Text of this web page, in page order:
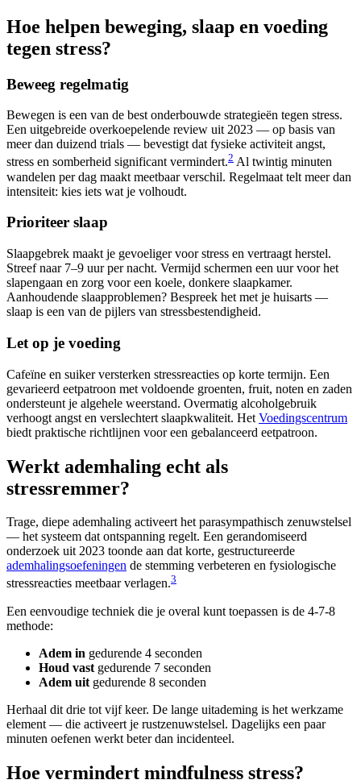
Hoe helpen beweging, slaap en voeding
tegen stress?
Beweeg regelmatig
Bewegen is een van de best onderbouwde strategieën tegen stress.
Een uitgebreide overkoepelende review uit 2023 — op basis van
meer dan duizend trials — bevestigt dat fysieke activiteit angst,
stress en somberheid significant vermindert.2 Al twintig minuten
wandelen per dag maakt meetbaar verschil. Regelmaat telt meer dan
intensiteit: kies iets wat je volhoudt.
Prioriteer slaap
Slaapgebrek maakt je gevoeliger voor stress en vertraagt herstel.
Streef naar 7–9 uur per nacht. Vermijd schermen een uur voor het
slapengaan en zorg voor een koele, donkere slaapkamer.
Aanhoudende slaapproblemen? Bespreek het met je huisarts —
slaap is een van de pijlers van stressbestendigheid.
Let op je voeding
Cafeïne en suiker versterken stressreacties op korte termijn. Een
gevarieerd eetpatroon met voldoende groenten, fruit, noten en zaden
ondersteunt je algehele weerstand. Overmatig alcoholgebruik
verhoogt angst en verslechtert slaapkwaliteit. Het Voedingscentrum
biedt praktische richtlijnen voor een gebalanceerd eetpatroon.
Werkt ademhaling echt als
stressremmer?
Trage, diepe ademhaling activeert het parasympathisch zenuwstelsel
— het systeem dat ontspanning regelt. Een gerandomiseerd
onderzoek uit 2023 toonde aan dat korte, gestructureerde
ademhalingsoefeningen de stemming verbeteren en fysiologische
stressreacties meetbaar verlagen.3
Een eenvoudige techniek die je overal kunt toepassen is de 4-7-8
methode:
Adem in gedurende 4 seconden
Houd vast gedurende 7 seconden
Adem uit gedurende 8 seconden
Herhaal dit drie tot vijf keer. De lange uitademing is het werkzame
element — die activeert je rustzenuwstelsel. Dagelijks een paar
minuten oefenen werkt beter dan incidenteel.
Hoe vermindert mindfulness stress?